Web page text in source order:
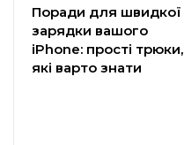
Поради для швидкої
зарядки вашого
iPhone: прості трюки,
які варто знати